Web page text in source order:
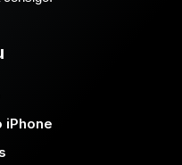
iPhone